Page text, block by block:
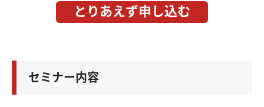
とりあえず申し込む
セミナー内容